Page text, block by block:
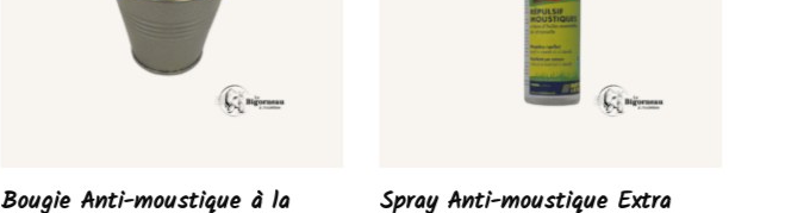
Bougie Anti-moustique à la Spray Anti-moustique Extra